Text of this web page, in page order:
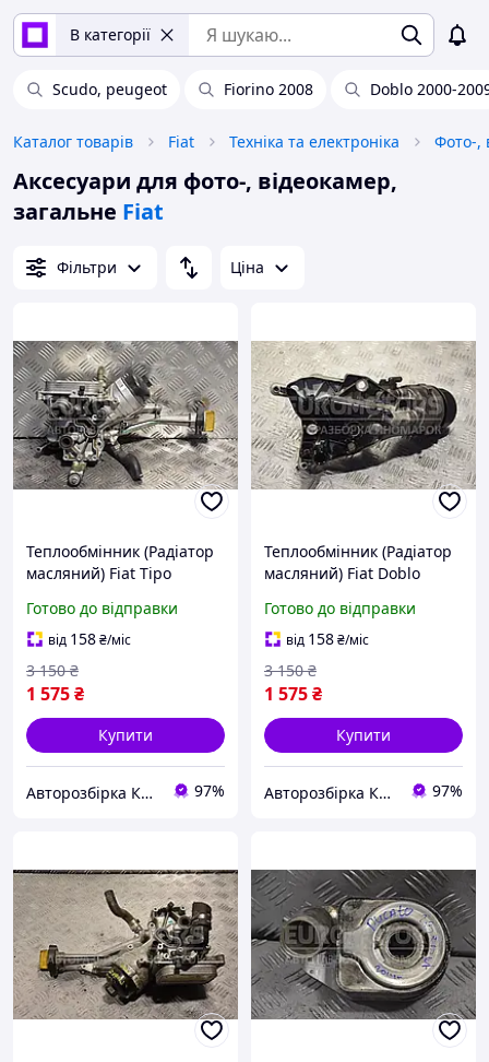
В категорії
Scudo, peugeot Fiorino 2008 Doblo 2000-
Каталог товарів Fiat Техніка та електроніка Фото-,
Аксесуари для фото-, відеокамер,
загальне Fiat
Фільтри Ціна
Теплообмінник (Радіатор
масляний) Fiat Tipo
Готово до відправки
від 158₴/міс
1 575₴
3 150 ₴
Купити
Авторозбірка Київ б/у автозапчастини 97%
Теплообмінник (Радіатор
масляний) Fiat Doblo
Готово до відправки
від 158₴/міс
1 575₴
3 150 ₴
Купити
Авторозбірка Київ б/у автозапчастини 97%